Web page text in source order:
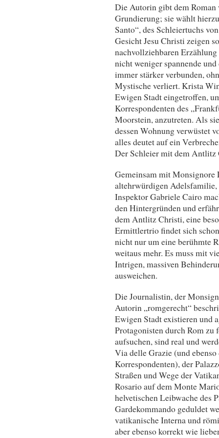
Die Autorin gibt dem
Grundierung; sie wählt
Santo“, des Schleiertuchs
Gesicht Jesu Christi zeigen
nachvollziehbaren
nicht weniger spannende
immer stärker verbunden,
Mystische verliert. Krista
Ewigen Stadt eingetroffen,
Korrespondenten des
Moorstein, anzutreten. Als
dessen Wohnung verwüstet
alles deutet auf ein
Der Schleier mit dem Antlitz
Gemeinsam mit Monsignore
altehrwürdigen
Inspektor Gabriele Cairo
den Hintergründen und
dem Antlitz Christi, eine
Ermittlertrio findet sich
nicht nur um eine berühmte
weitaus mehr. Es muss mit
Intrigen, massiven
ausweichen.
Die Journalistin, der
Autorin „romgerecht“
Ewigen Stadt existieren und
Protagonisten durch Rom
aufsuchen, sind real und
Via delle Grazie (und
Korrespondenten), der
Straßen und Wege der
Rosario auf dem Monte
helvetischen Leibwache des
Gardekommando geduldet
vatikanische Interna und
aber ebenso korrekt wie